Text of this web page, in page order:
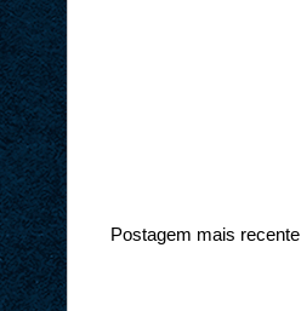
Postagem mais recente